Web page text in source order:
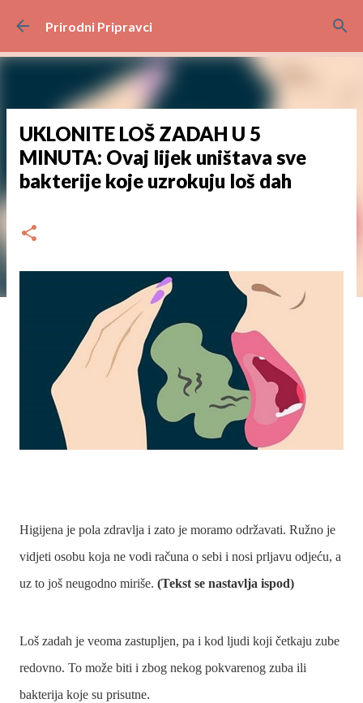
Preskoči na glavni sadržaj
Prirodni Pripravci
UKLONITE LOŠ ZADAH U 5
MINUTA: Ovaj lijek uništava sve
bakterije koje uzrokuju loš dah
Higijena je pola zdravlja i zato je moramo održavati. Ružno je
vidjeti osobu koja ne vodi računa o sebi i nosi prljavu odjeću, a
uz to još neugodno miriše. (Tekst se nastavlja ispod)
Loš zadah je veoma zastupljen, pa i kod ljudi koji četkaju zube
redovno. To može biti i zbog nekog pokvarenog zuba ili
bakterija koje su prisutne.